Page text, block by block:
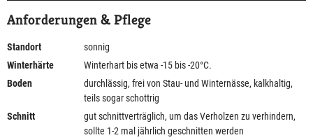
Anforderungen & Pflege
Standort
sonnig
Winterhärte
Winterhart bis etwa -15 bis -20°C.
Boden
durchlässig, frei von Stau- und Winternässe, kalkhaltig,
teils sogar schottrig
Schnitt
gut schnittverträglich, um das Verholzen zu verhindern,
sollte 1-2 mal jährlich geschnitten werden